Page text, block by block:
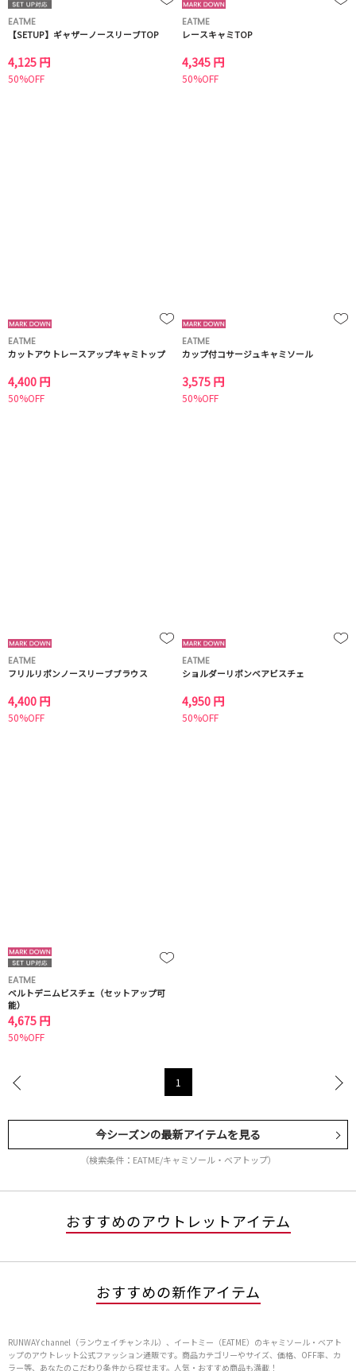
EATME
【SETUP】ギャザーノースリーブTOP
4,125 円
50%OFF
EATME
レースキャミTOP
4,345 円
50%OFF
EATME
カットアウトレースアップキャミトップ
4,400 円
50%OFF
EATME
カップ付コサージュキャミソール
3,575 円
50%OFF
EATME
フリルリボンノースリーブブラウス
4,400 円
50%OFF
EATME
ショルダーリボンベアビスチェ
4,950 円
50%OFF
EATME
ベルトデニムビスチェ（セットアップ可
能）
4,675 円
50%OFF
1
今シーズンの最新アイテムを見る
（検索条件：EATME/キャミソール・ベアトップ）
おすすめのアウトレットアイテム
おすすめの新作アイテム
RUNWAY channel（ランウェイチャンネル）、イートミー（EATME）のキャミソール・ベアト
ップのアウトレット公式ファッション通販です。商品カテゴリーやサイズ、価格、OFF率、カ
ラー等、あなたのこだわり条件から探せます。人気・おすすめ商品も満載！